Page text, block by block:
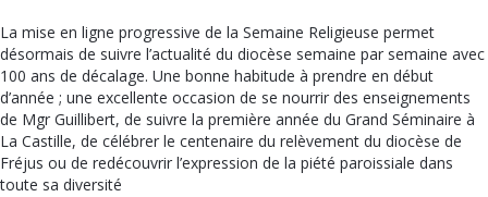
La mise en ligne progressive de la Semaine Religieuse permet
désormais de suivre l’actualité du diocèse semaine par semaine avec
100 ans de décalage. Une bonne habitude à prendre en début
d’année ; une excellente occasion de se nourrir des enseignements
de Mgr Guillibert, de suivre la première année du Grand Séminaire à
La Castille, de célébrer le centenaire du relèvement du diocèse de
Fréjus ou de redécouvrir l’expression de la piété paroissiale dans
toute sa diversité